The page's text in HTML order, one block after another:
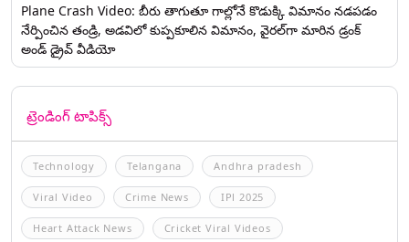
Plane Crash Video: బీరు తాగుతూ గాల్లోనే కొడుక్కి విమానం నడపడం
నేర్పించిన తండ్రి, అడవిలో కుప్పకూలిన విమానం, వైరల్‌గా మారిన డ్రంక్‌
అండ్ డ్రైవ్ వీడియో
ట్రెండింగ్ టాపిక్స్
Technology Telangana Andhra pradesh
Viral Video Crime News IPl 2025
Heart Attack News Cricket Viral Videos